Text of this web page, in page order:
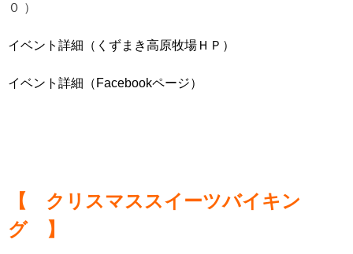
０ ）
イベント詳細（くずまき高原牧場ＨＰ）
イベント詳細（Facebookページ）
【 クリスマススイーツバイキン
グ 】